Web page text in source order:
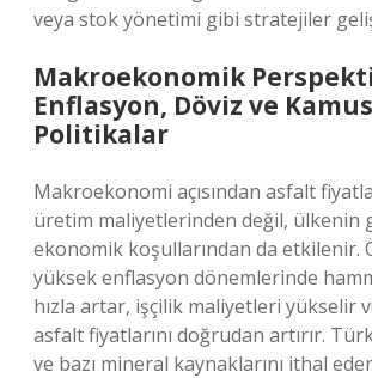
veya stok yönetimi gibi stratejiler
Makroekonomik
Enflasyon, Döviz ve
Politikalar
Makroekonomi açısından asfalt
üretim maliyetlerinden değil, ülkenin
ekonomik koşullarından da etkilenir.
yüksek enflasyon dönemlerinde
hızla artar, işçilik maliyetleri yükselir
asfalt fiyatlarını doğrudan artırır.
ve bazı mineral kaynaklarını ithal